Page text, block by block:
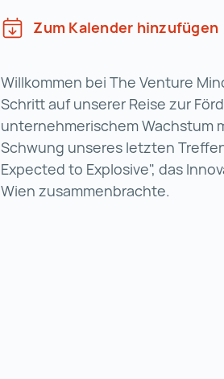
Zum Kalender hinzufügen
Willkommen bei The Venture
Schritt auf unserer Reise zur
unternehmerischem Wachstum
Schwung unseres letzten
Expected to Explosive", das
Wien zusammenbrachte.